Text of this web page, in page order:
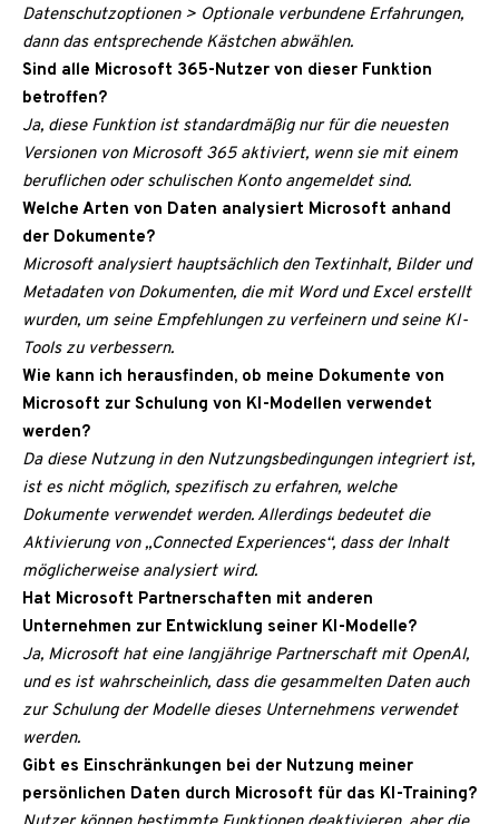
Datenschutzoptionen > Optionale verbundene Erfahrungen,
dann das entsprechende Kästchen abwählen.
Sind alle Microsoft 365-Nutzer von dieser Funktion
betroffen?
Ja, diese Funktion ist standardmäßig nur für die neuesten
Versionen von Microsoft 365 aktiviert, wenn sie mit einem
beruflichen oder schulischen Konto angemeldet sind.
Welche Arten von Daten analysiert Microsoft anhand
der Dokumente?
Microsoft analysiert hauptsächlich den Textinhalt, Bilder und
Metadaten von Dokumenten, die mit Word und Excel erstellt
wurden, um seine Empfehlungen zu verfeinern und seine KI-
Tools zu verbessern.
Wie kann ich herausfinden, ob meine Dokumente von
Microsoft zur Schulung von KI-Modellen verwendet
werden?
Da diese Nutzung in den Nutzungsbedingungen integriert ist,
ist es nicht möglich, spezifisch zu erfahren, welche
Dokumente verwendet werden. Allerdings bedeutet die
Aktivierung von „Connected Experiences“, dass der Inhalt
möglicherweise analysiert wird.
Hat Microsoft Partnerschaften mit anderen
Unternehmen zur Entwicklung seiner KI-Modelle?
Ja, Microsoft hat eine langjährige Partnerschaft mit OpenAI,
und es ist wahrscheinlich, dass die gesammelten Daten auch
zur Schulung der Modelle dieses Unternehmens verwendet
werden.
Gibt es Einschränkungen bei der Nutzung meiner
persönlichen Daten durch Microsoft für das KI-Training?